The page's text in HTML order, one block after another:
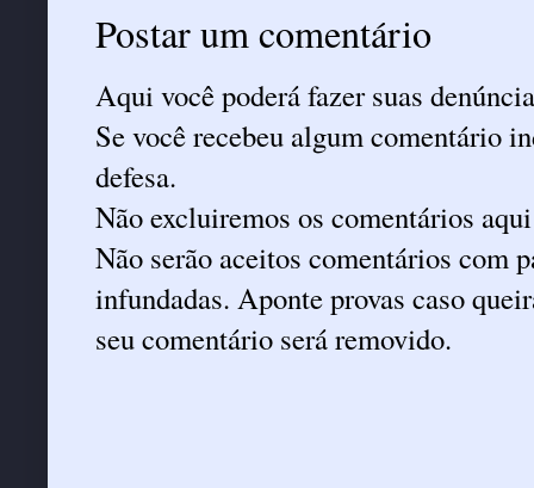
Postar um comentário
Aqui você poderá fazer suas
Se você recebeu algum comentário
defesa.
Não excluiremos os comentários
Não serão aceitos comentários com
infundadas. Aponte provas caso
seu comentário será removido.